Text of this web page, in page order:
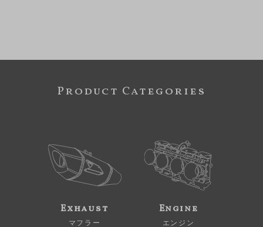
Product Categories
Exhaust
マフラー
Engine
エンジン